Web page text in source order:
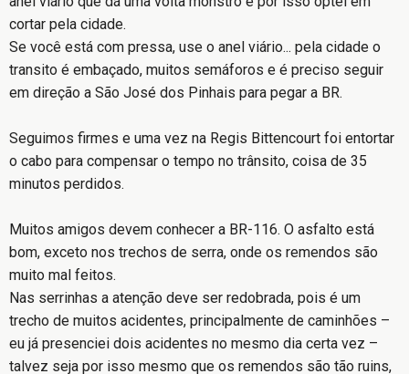
cortar pela cidade.
Se você está com pressa, use o anel viário... pela cidade o
transito é embaçado, muitos semáforos e é preciso seguir
em direção a São José dos Pinhais para pegar a BR.
Seguimos firmes e uma vez na Regis Bittencourt foi entortar
o cabo para compensar o tempo no trânsito, coisa de 35
minutos perdidos.
Muitos amigos devem conhecer a BR-116. O asfalto está
bom, exceto nos trechos de serra, onde os remendos são
muito mal feitos.
Nas serrinhas a atenção deve ser redobrada, pois é um
trecho de muitos acidentes, principalmente de caminhões –
eu já presenciei dois acidentes no mesmo dia certa vez –
talvez seja por isso mesmo que os remendos são tão ruins,